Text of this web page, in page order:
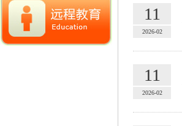
11
2026-02
11
2026-02